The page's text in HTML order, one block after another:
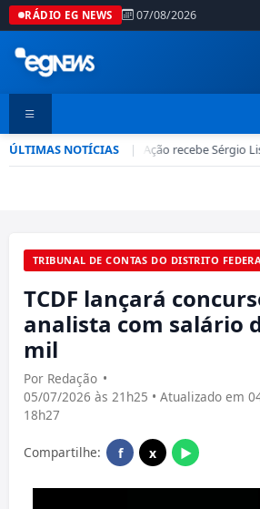
RÁDIO EG NEWS 07/08/2026
ÚLTIMAS NOTÍCIAS |
Esporte em Ação recebe Sérgio
TRIBUNAL DE CONTAS DO DISTRITO
TCDF lançará
analista com salário
mil
Por Redação •
05/07/2026 às 21h25 • Atualizado em
18h27
Compartilhe: f x ▶